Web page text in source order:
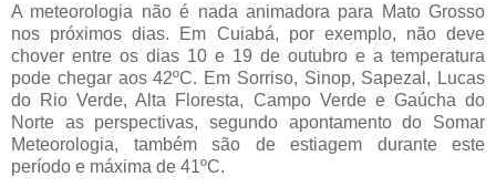
A meteorologia não é nada animadora para Mato Grosso
nos próximos dias. Em Cuiabá, por exemplo, não deve
chover entre os dias 10 e 19 de outubro e a temperatura
pode chegar aos 42ºC. Em Sorriso, Sinop, Sapezal, Lucas
do Rio Verde, Alta Floresta, Campo Verde e Gaúcha do
Norte as perspectivas, segundo apontamento do Somar
Meteorologia, também são de estiagem durante este
período e máxima de 41ºC.